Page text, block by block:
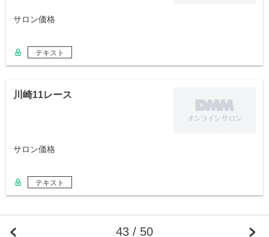
サロン価格
テキスト
川崎11レース
サロン価格
テキスト
43 / 50